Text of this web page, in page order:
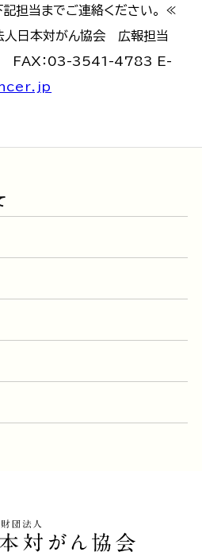
担当までご連絡ください。 ≪
日本対がん協会 広報担当
FAX：03-3541-4783 E-